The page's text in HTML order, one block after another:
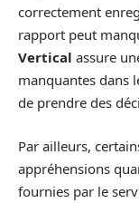
correctement
rapport peut
Vertical assure
manquantes dans
de prendre des
Par ailleurs,
appréhensions
fournies par le